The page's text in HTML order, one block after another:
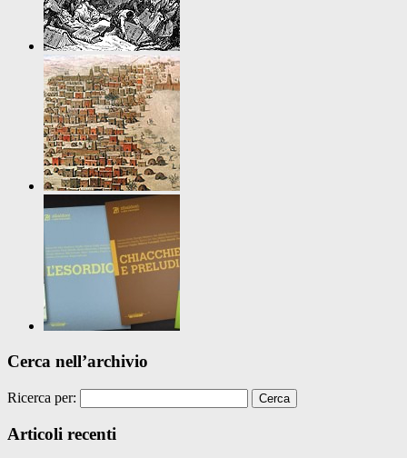
Cerca nell’archivio
Ricerca per:
Articoli recenti